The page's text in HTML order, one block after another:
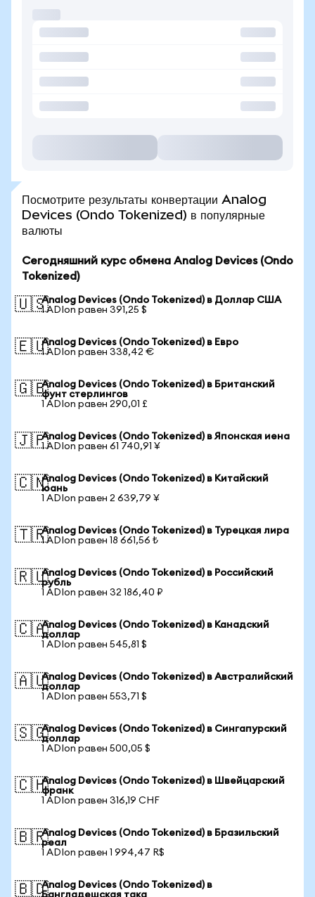
Посмотрите результаты конвертации Analog
Devices (Ondo Tokenized) в популярные
валюты
Сегодняшний курс обмена Analog Devices (Ondo
Tokenized)
🇺🇸Analog Devices (Ondo Tokenized) в Доллар США
1 ADIon равен 391,25 $
🇪🇺Analog Devices (Ondo Tokenized) в Евро
1 ADIon равен 338,42 €
🇬🇧Analog Devices (Ondo Tokenized) в Британский
фунт стерлингов
1 ADIon равен 290,01 £
🇯🇵Analog Devices (Ondo Tokenized) в Японская иена
1 ADIon равен 61 740,91 ¥
🇨🇳Analog Devices (Ondo Tokenized) в Китайский
юань
1 ADIon равен 2 639,79 ¥
🇹🇷Analog Devices (Ondo Tokenized) в Турецкая лира
1 ADIon равен 18 661,56 ₺
🇷🇺Analog Devices (Ondo Tokenized) в Российский
рубль
1 ADIon равен 32 186,40 ₽
🇨🇦Analog Devices (Ondo Tokenized) в Канадский
доллар
1 ADIon равен 545,81 $
🇦🇺Analog Devices (Ondo Tokenized) в Австралийский
доллар
1 ADIon равен 553,71 $
🇸🇬Analog Devices (Ondo Tokenized) в Сингапурский
доллар
1 ADIon равен 500,05 $
🇨🇭Analog Devices (Ondo Tokenized) в Швейцарский
франк
1 ADIon равен 316,19 CHF
🇧🇷Analog Devices (Ondo Tokenized) в Бразильский
реал
1 ADIon равен 1 994,47 R$
🇧🇩Analog Devices (Ondo Tokenized) в
Бангладешская така